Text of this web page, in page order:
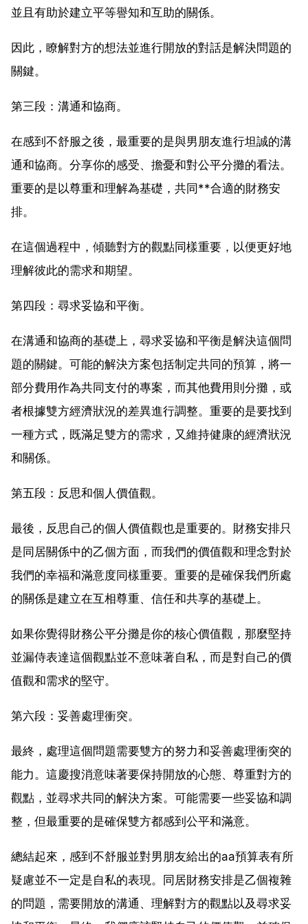
並且有助於建立平等譽知和互助的關係。
因此，瞭解對方的想法並進行開放的對話是解決問題的
關鍵。
第三段：溝通和協商。
在感到不舒服之後，最重要的是與男朋友進行坦誠的溝
通和協商。分享你的感受、擔憂和對公平分攤的看法。
重要的是以尊重和理解為基礎，共同**合適的財務安
排。
在這個過程中，傾聽對方的觀點同樣重要，以便更好地
理解彼此的需求和期望。
第四段：尋求妥協和平衡。
在溝通和協商的基礎上，尋求妥協和平衡是解決這個問
題的關鍵。可能的解決方案包括制定共同的預算，將一
部分費用作為共同支付的專案，而其他費用則分攤，或
者根據雙方經濟狀況的差異進行調整。重要的是要找到
一種方式，既滿足雙方的需求，又維持健康的經濟狀況
和關係。
第五段：反思和個人價值觀。
最後，反思自己的個人價值觀也是重要的。財務安排只
是同居關係中的乙個方面，而我們的價值觀和理念對於
我們的幸福和滿意度同樣重要。重要的是確保我們所處
的關係是建立在互相尊重、信任和共享的基礎上。
如果你覺得財務公平分攤是你的核心價值觀，那麼堅持
並漏侍表達這個觀點並不意味著自私，而是對自己的價
值觀和需求的堅守。
第六段：妥善處理衝突。
最終，處理這個問題需要雙方的努力和妥善處理衝突的
能力。這慶搜消意味著要保持開放的心態、尊重對方的
觀點，並尋求共同的解決方案。可能需要一些妥協和調
整，但最重要的是確保雙方都感到公平和滿意。
總結起來，感到不舒服並對男朋友給出的aa預算表有所
疑慮並不一定是自私的表現。同居財務安排是乙個複雜
的問題，需要開放的溝通、理解對方的觀點以及尋求妥